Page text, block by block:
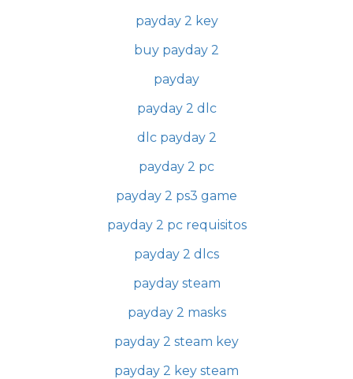
payday 2 key
buy payday 2
payday
payday 2 dlc
dlc payday 2
payday 2 pc
payday 2 ps3 game
payday 2 pc requisitos
payday 2 dlcs
payday steam
payday 2 masks
payday 2 steam key
payday 2 key steam